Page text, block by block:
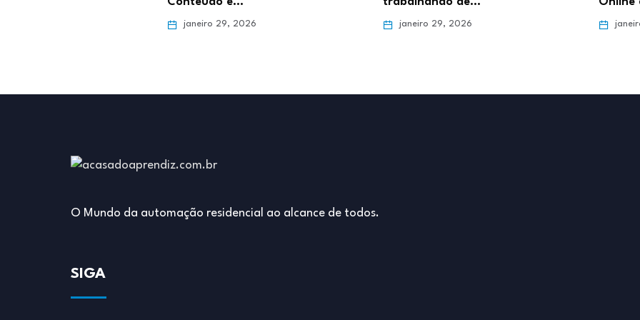
janeiro 29, 2026 janeiro 29, 2026
O Mundo da automação residencial ao alcance de todos.
SIGA